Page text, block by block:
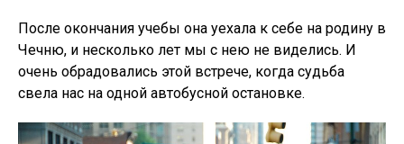
После окончания учебы она уехала к себе на родину в
Чечню, и несколько лет мы с нею не виделись. И
очень обрадовались этой встрече, когда судьба
свела нас на одной автобусной остановке.